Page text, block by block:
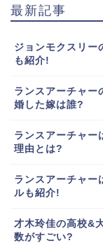
最新記事
ジョンモクスリー
も紹介!
ランスアーチャー
婚した嫁は誰?
ランスアーチャー
理由とは?
ランスアーチャ
ルも紹介!
才木玲佳の高校&
数がすごい?